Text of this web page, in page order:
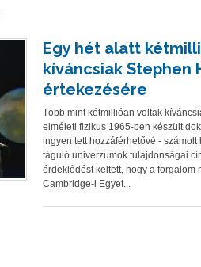
Egy hét alatt
kíváncsiak Stephen
értekezésére
Több mint kétmillióan voltak
elméleti fizikus 1965-ben készült
ingyen tett hozzáférhetővé -
táguló univerzumok tulajdonságai
érdeklődést keltett, hogy a forgalom
Cambridge-i Egyet...